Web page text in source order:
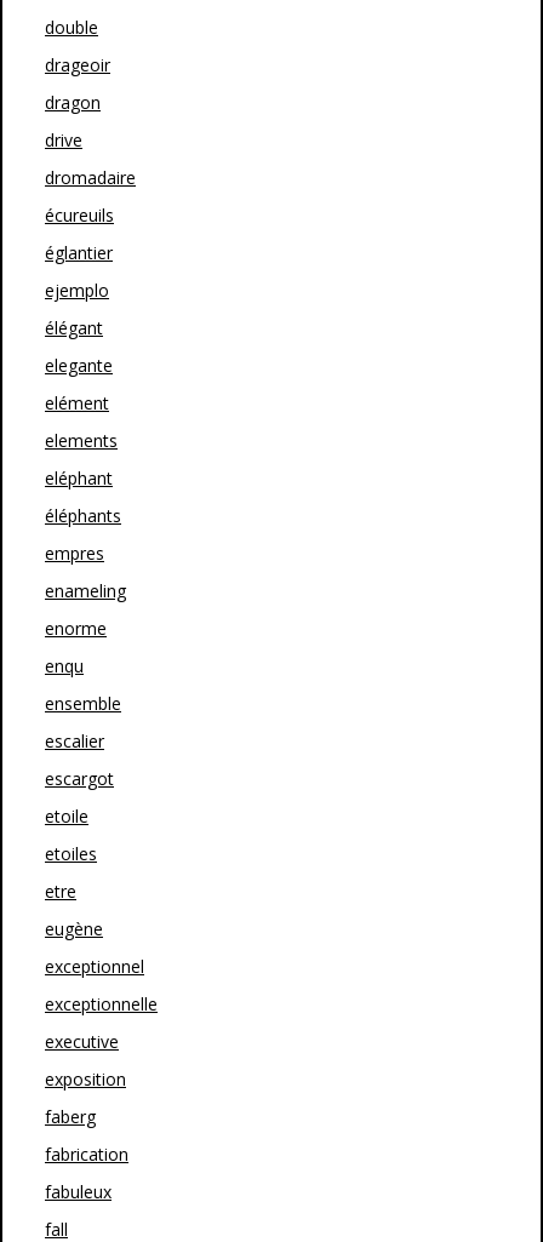
double
drageoir
dragon
drive
dromadaire
écureuils
églantier
ejemplo
élégant
elegante
elément
elements
eléphant
éléphants
empres
enameling
enorme
enqu
ensemble
escalier
escargot
etoile
etoiles
etre
eugène
exceptionnel
exceptionnelle
executive
exposition
faberg
fabrication
fabuleux
fall